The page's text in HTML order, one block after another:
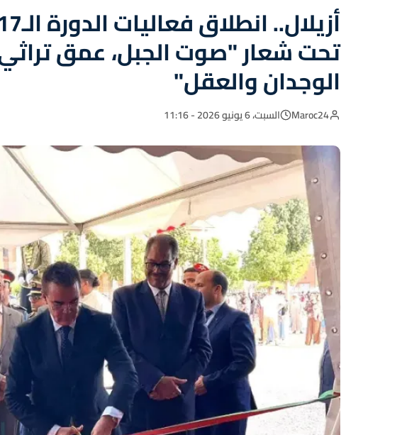
تحت شعار "صوت الجبل، عمق
الوجدان والعقل"
Maroc24 السبت، 6 يونيو 2026 - 11:16